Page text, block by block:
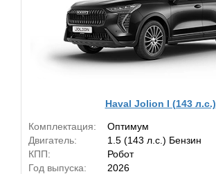
Haval Jolion I (143 л.с.)
Комплектация:
Оптимум
Двигатель:
1.5 (143 л.с.) Бензин
КПП:
Робот
Год выпуска:
2026